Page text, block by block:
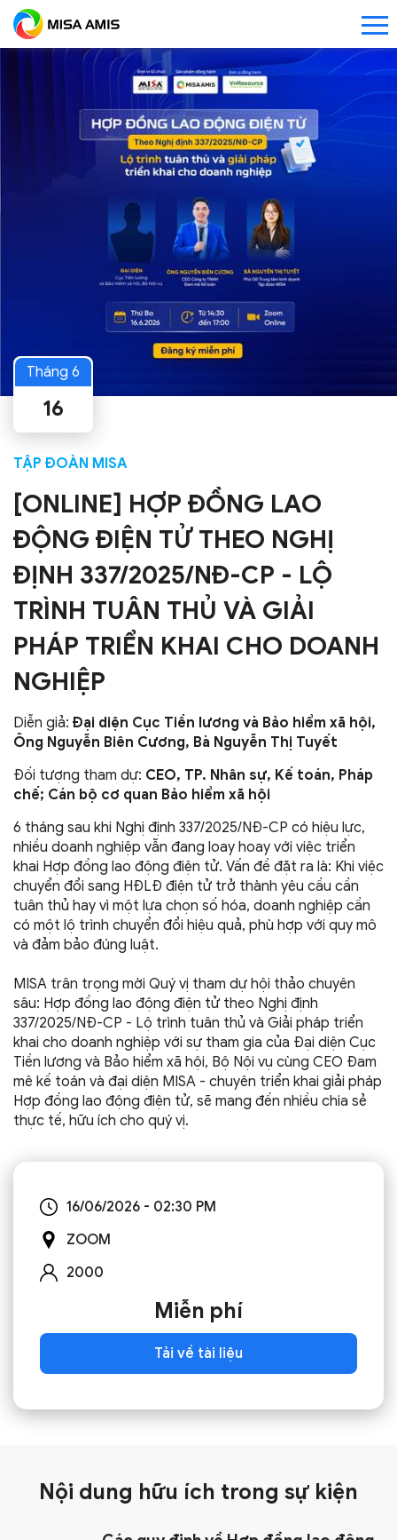
Tháng 6
16
TẬP ĐOÀN MISA
[ONLINE] HỢP ĐỒNG LAO
ĐỘNG ĐIỆN TỬ THEO NGHỊ
ĐỊNH 337/2025/NĐ-CP - LỘ
TRÌNH TUÂN THỦ VÀ GIẢI
PHÁP TRIỂN KHAI CHO DOANH
NGHIỆP
Diễn giả: Đại diện Cục Tiền lương và Bảo hiểm xã hội,
Ông Nguyễn Biên Cương, Bà Nguyễn Thị Tuyết
Đối tượng tham dự: CEO, TP. Nhân sự, Kế toán, Pháp
chế; Cán bộ cơ quan Bảo hiểm xã hội
6 tháng sau khi Nghị định 337/2025/NĐ-CP có hiệu lực,
nhiều doanh nghiệp vẫn đang loay hoay với việc triển
khai Hợp đồng lao động điện tử. Vấn đề đặt ra là: Khi việc
chuyển đổi sang HĐLĐ điện tử trở thành yêu cầu cần
tuân thủ hay vì một lựa chọn số hóa, doanh nghiệp cần
có một lộ trình chuyển đổi hiệu quả, phù hợp với quy mô
và đảm bảo đúng luật.
MISA trân trọng mời Quý vị tham dự hội thảo chuyên
sâu: Hợp đồng lao động điện tử theo Nghị định
337/2025/NĐ-CP - Lộ trình tuân thủ và Giải pháp triển
khai cho doanh nghiệp với sự tham gia của Đại diện Cục
Tiền lương và Bảo hiểm xã hội, Bộ Nội vụ cùng CEO Đam
mê kế toán và đại diện MISA - chuyên triển khai giải pháp
Hợp đồng lao động điện tử, sẽ mang đến nhiều chia sẻ
thực tế, hữu ích cho quý vị.
16/06/2026 - 02:30 PM
ZOOM
2000
Miễn phí
Tải về tài liệu
Nội dung hữu ích trong sự kiện